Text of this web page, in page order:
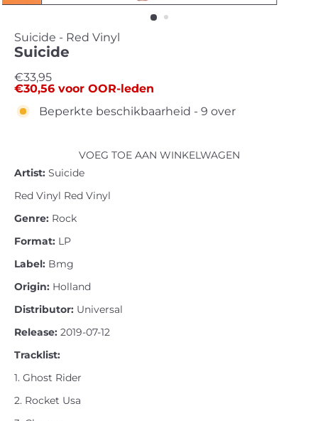
Suicide - Red Vinyl
Suicide
Standaard
€33,95
€30,56 voor OOR-leden
Beperkte beschikbaarheid - 9 over
VOEG TOE AAN WINKELWAGEN
Artist: Suicide
Red Vinyl Red Vinyl
Genre: Rock
Format: LP
Label: Bmg
Origin: Holland
Distributor: Universal
Release: 2019-07-12
Tracklist:
1. Ghost Rider
2. Rocket Usa